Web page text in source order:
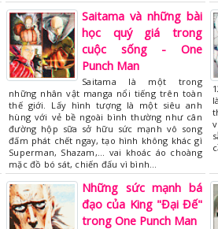
Saitama và những bài
học quý giá trong
cuộc sống - One
Punch Man
Saitama là một trong
những nhân vật manga nổi tiếng trên toàn
thế giới. Lấy hình tượng là một siêu anh
hùng với vẻ bề ngoài bình thường như cân
đường hộp sữa sở hữu sức mạnh vô song
đấm phát chết ngay, tạo hình không khác gì
Superman, Shazam,... vai khoác áo choàng
mặc đồ bó sát, chiến đấu vì bình…
Những sức mạnh bá
đạo của King "Đại Đế"
trong One Punch Man